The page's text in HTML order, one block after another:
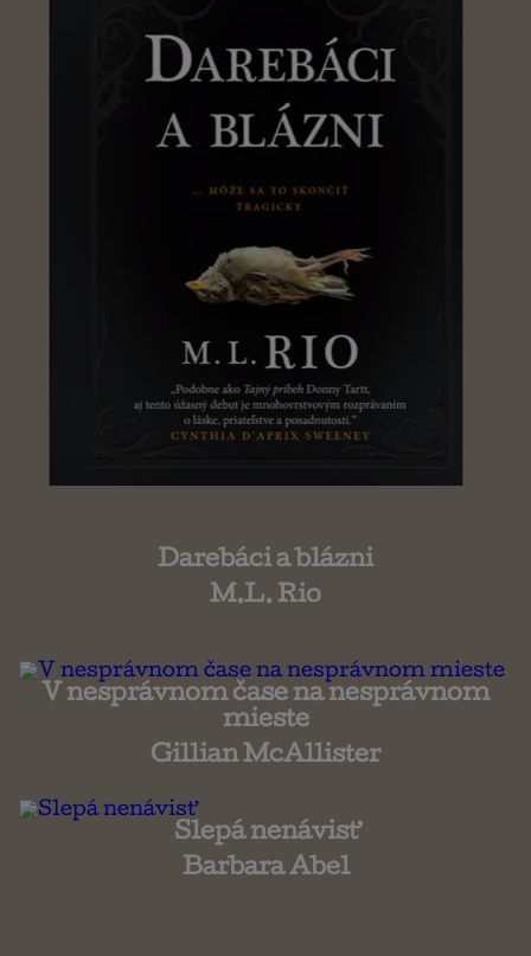
Darebáci a blázni
M.L. Rio
V nesprávnom čase na nesprávnom
mieste
Gillian McAllister
Slepá nenávisť
Barbara Abel